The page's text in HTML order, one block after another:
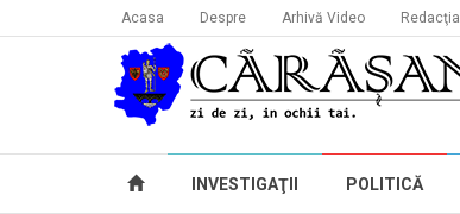
Acasa Despre Arhivă Video Redacţia
INVESTIGAŢII POLITICĂ